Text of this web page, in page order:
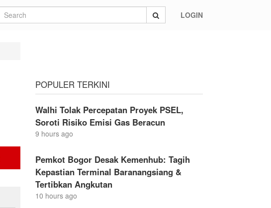
LOGIN
POPULER TERKINI
Walhi Tolak Percepatan Proyek PSEL,
Soroti Risiko Emisi Gas Beracun
9 hours ago
Pemkot Bogor Desak Kemenhub: Tagih
Kepastian Terminal Baranangsiang &
Tertibkan Angkutan
10 hours ago